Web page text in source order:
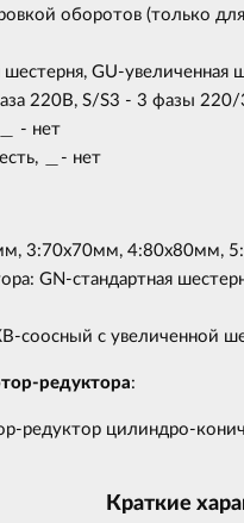
оборотов (только
шестерня, GU-
220B, S/S3 - 3 фазы
- нет
＿- нет
3:70х70мм, 4:80x80мм,
GN-стандартная
соосный с увеличенной
редуктора:
редуктор цилиндро-
Краткие